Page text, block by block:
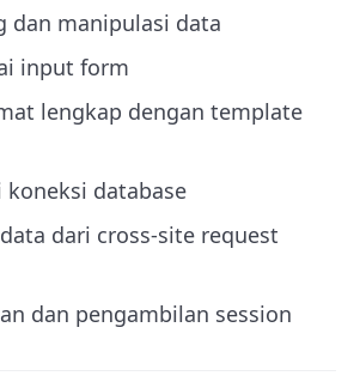
dan manipulasi data
input form
lengkap dengan template
koneksi database
dari cross-site request
dan pengambilan session